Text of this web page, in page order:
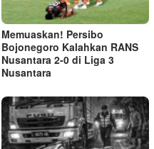
Memuaskan! Persibo
Bojonegoro Kalahkan RANS
Nusantara 2-0 di Liga 3
Nusantara